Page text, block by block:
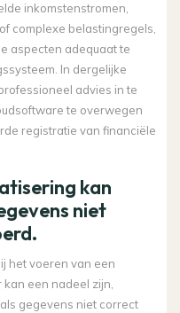
inkomstenstromen,
complexe belastingregels,
aspecten adequaat te
In dergelijke
advies in te
te overwegen
registratie van financiële
kan
niet
het voeren van een
een nadeel zijn,
gegevens niet correct